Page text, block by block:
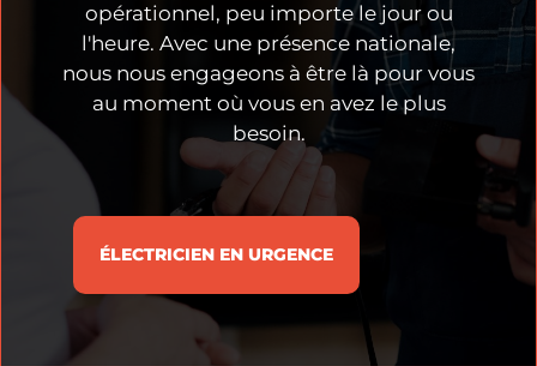
opérationnel, peu importe le jour ou
l'heure. Avec une présence nationale,
nous nous engageons à être là pour vous
au moment où vous en avez le plus
besoin.
ÉLECTRICIEN EN URGENCE